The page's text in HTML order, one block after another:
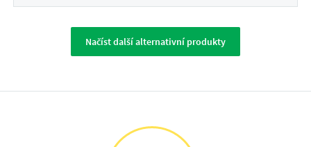
Načíst další alternativní produkty